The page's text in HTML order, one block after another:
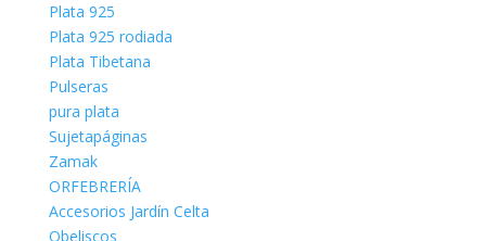
Plata 925
Plata 925 rodiada
Plata Tibetana
Pulseras
pura plata
Sujetapáginas
Zamak
ORFEBRERÍA
Accesorios Jardín Celta
Obeliscos